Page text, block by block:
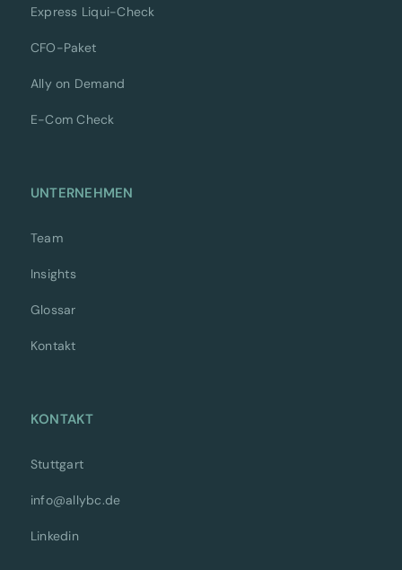
Express Liqui-Check
CFO-Paket
Ally on Demand
E-Com Check
UNTERNEHMEN
Team
Insights
Glossar
Kontakt
KONTAKT
Stuttgart
info@allybc.de
Linkedin